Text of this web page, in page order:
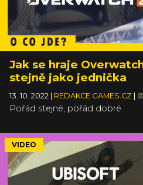
Jak se hraje
stejně jako jednička
13. 10. 2022 REDAKCE GAMES.CZ
Pořád stejné, pořád dobré
VIDEO